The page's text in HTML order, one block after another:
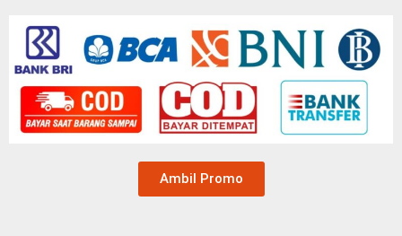
Ambil Promo